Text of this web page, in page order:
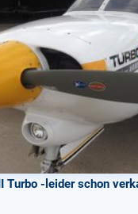
Turbo -leider schon